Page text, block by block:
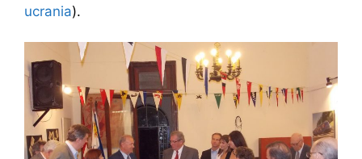
ucrania).